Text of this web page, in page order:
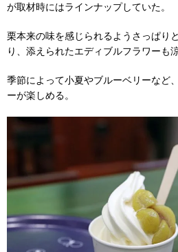
が取材時にはラインナップしていた。
栗本来の味を感じられるようさっぱり
り、添えられたエディブルフラワーも
季節によって小夏やブルーベリーなど
ーが楽しめる。